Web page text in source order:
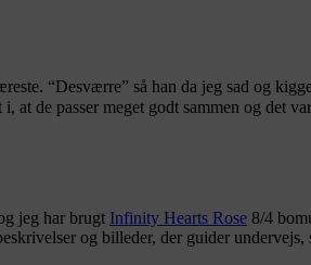
“Desværre” så han da jeg sad og
at de passer meget godt sammen og det
jeg har brugt Infinity Hearts Rose 8/4
og billeder, der guider